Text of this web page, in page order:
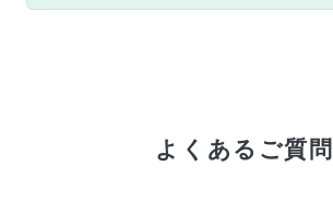
よくあるご質問